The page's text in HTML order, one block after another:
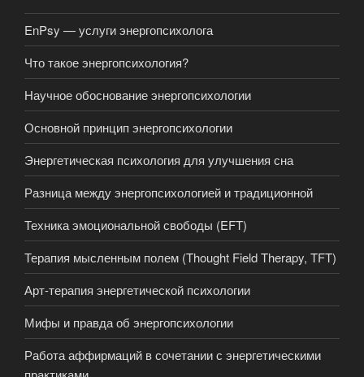
EnPsy — услуги энергопсихолога
Что такое энергопсихология?
Научное обоснование энергопсихологии
Основной принцип энергопсихологии
Энергетическая психология для улучшения сна
Разница между энергопсихологией и традиционной
Техника эмоциональной свободы (EFT)
Терапия мысленным полем (Thought Field Therapy, TFT)
Арт-терапия энергетической психологии
Мифы и правда об энергопсихологии
Работа аффирмаций в сочетании с энергетическими